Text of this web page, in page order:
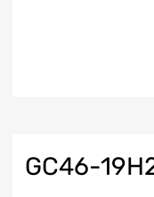
GC46-